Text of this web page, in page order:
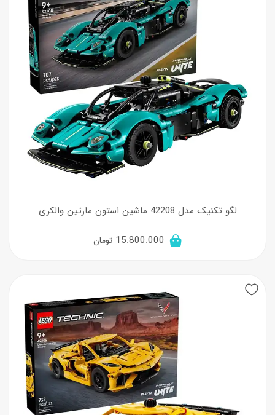
لگو تکنیک مدل 42208 ماشین استون مارتین والکری
15.800.000 تومان